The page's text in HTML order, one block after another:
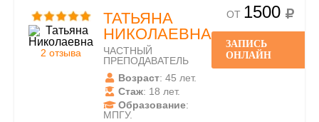
2 отзыва
ТАТЬЯНА
НИКОЛАЕВНА
ЧАСТНЫЙ
ПРЕПОДАВАТЕЛЬ
Возраст: 45 лет.
Стаж: 18 лет.
Образование:
МПГУ.
ОТ 1500
ЗАПИСЬ
ОНЛАЙН